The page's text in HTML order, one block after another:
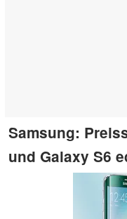
Samsung:
und Galaxy S6